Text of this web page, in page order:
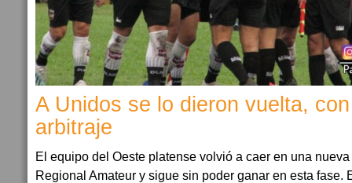
A Unidos se lo dieron vuelta,
arbitraje
El equipo del Oeste platense volvió a caer en una
Regional Amateur y sigue sin poder ganar en esta fase.